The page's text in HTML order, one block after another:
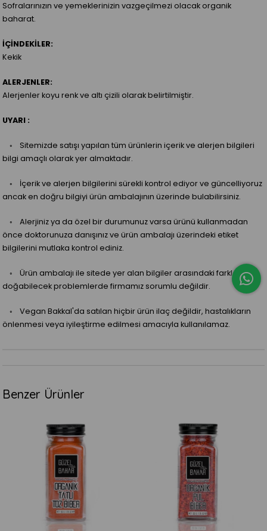
Sofralarınızın ve yemeklerinizin vazgeçilmezi olacak organik
baharat.
İÇİNDEKİLER:
Kekik
ALERJENLER:
Alerjenler koyu renk ve altı çizili olarak belirtilmiştir.
UYARI :
◦ Sitemizde satışı yapılan tüm ürünlerin içerik ve alerjen bilgileri
bilgi amaçlı olarak yer almaktadır.
◦ İçerik ve alerjen bilgilerini sürekli kontrol ediyor ve güncelliyoruz
ancak en doğru bilgiyi ürün ambalajının üzerinde bulabilirsiniz.
◦ Alerjiniz ya da özel bir durumunuz varsa ürünü kullanmadan
önce doktorunuza danışınız ve ürün ambalajı üzerindeki etiket
bilgilerini mutlaka kontrol ediniz.
◦ Ürün ambalajı ile sitede yer alan bilgiler arasındaki farklardan
doğabilecek problemlerde firmamız sorumlu değildir.
◦ Vegan Bakkal'da satılan hiçbir ürün ilaç değildir, hastalıkların
önlenmesi veya iyileştirme edilmesi amacıyla kullanılamaz.
Benzer Ürünler